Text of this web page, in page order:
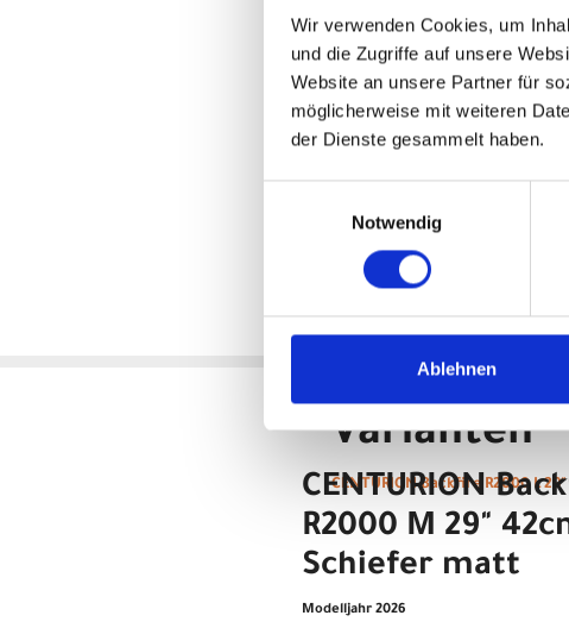
Wir verwenden Cookies, um
und die Zugriffe auf unsere
Website an unsere Partner für
möglicherweise mit weiteren
der Dienste gesammelt haben.
Notwendig
Ablehnen
Motor
: BOSCH Performance Line CX
Batteriekapazität
Display: BOSCH Kiox 300, BOSCH
Ladegerät: BOSCH Standard
Empfehlung Mindest Körpergrösse
Zulässiges Gesamtgewicht
Varianten
CENTURION Backfire R2000 L
CENTURION
R2000 M 29"
Schiefer matt
Modelljahr 2026